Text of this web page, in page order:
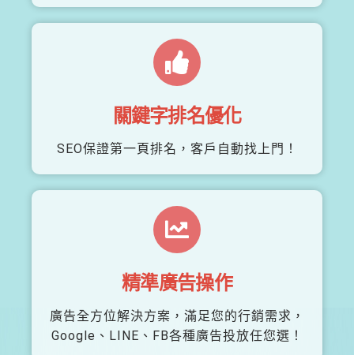
關鍵字排名優化
SEO保證第一頁排名，客戶自動找上門！
精準廣告操作
廣告全方位解決方案，滿足您的行銷需求，
Google、LINE、FB各種廣告投放任您選！